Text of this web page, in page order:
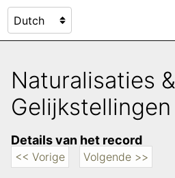
Naturalisaties &
Gelijkstellingen
Details van het record
<< Vorige Volgende >>